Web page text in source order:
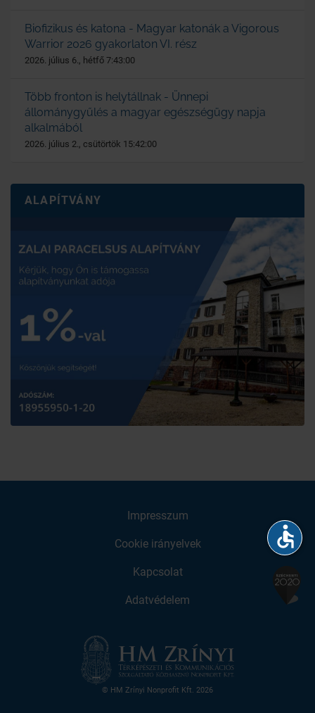
Biofizikus és katona - Magyar katonák a Vigorous
Warrior 2026 gyakorlaton VI. rész
2026. július 6., hétfő 7:43:00
Több fronton is helytállnak - Ünnepi
állománygyűlés a magyar egészségügy napja
alkalmából
2026. július 2., csütörtök 15:42:00
ALAPÍTVÁNY
Impresszum
Cookie irányelvek
Kapcsolat
Adatvédelem
© HM Zrínyi Nonprofit Kft. 2026
accessible